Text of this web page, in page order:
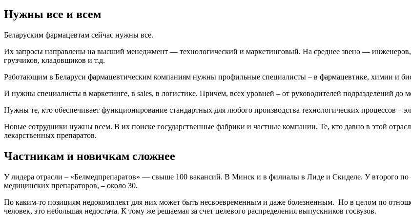
Нужны все и всем
Беларуским фармацевтам сейчас нужны все.
Их запросы направлены на высший менеджмент — технологический и маркетинговый. На среднее звено —
грузчиков, кладовщиков и т.д.
Работающим в Беларуси фармацевтическим компаниям нужны профильные специалисты – в фармацевтике, химии и
И нужны специалисты в маркетинге, в sales, в логистике. Причем, всех уровней – от руководителей подразделений до
Нужны те, кто обеспечивает функционирование стандартных для любого производства технологических процессов –
Новые сотрудники нужны всем. В их поиске государственные фабрики и частные компании. Те, кто давно в этой
лекарственных препаратов.
Частникам и новичкам сложнее
У лидера отрасли – «Белмедпрепаратов» — свыше 100 вакансий. В Минск и в филиалы в Лиде и Скиделе. У второго по
медицинских препараторов, – около 30.
По каким-то позициям недокомплект для них может быть несвоевременным и даже болезненным. Но в целом по
человек, это небольшая недостача. К тому же решаемая за счет целевого распределения выпускников госвузов.